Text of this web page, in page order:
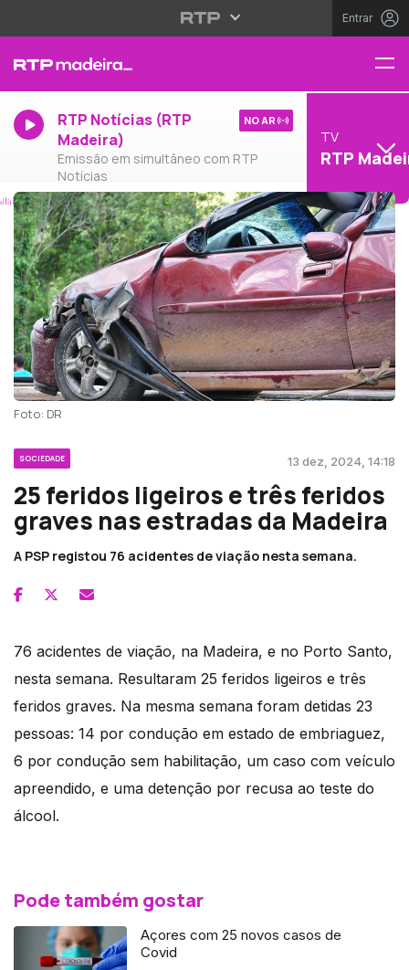
Entrar
RTP Notícias (RTP
Madeira)
Emissão em simultâneo com RTP
Notícias
NO AR
TV
RTP
Foto: DR
SOCIEDADE 13 dez, 2024, 14:18
25 feridos ligeiros e três feridos
graves nas estradas da Madeira
A PSP registou 76 acidentes de viação nesta semana.
76 acidentes de viação, na Madeira, e no Porto Santo,
nesta semana. Resultaram 25 feridos ligeiros e três
feridos graves. Na mesma semana foram detidas 23
pessoas: 14 por condução em estado de embriaguez,
6 por condução sem habilitação, um caso com veículo
apreendido, e uma detenção por recusa ao teste do
álcool.
Pode também gostar
Açores com 25 novos casos de
Covid